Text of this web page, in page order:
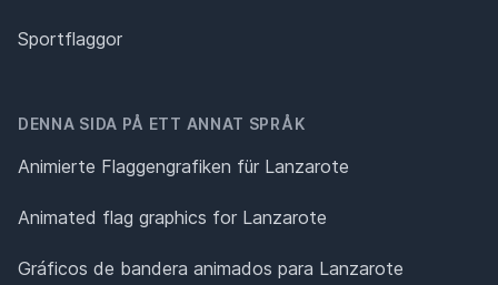
Sportflaggor
DENNA SIDA PÅ ETT ANNAT SPRÅK
Animierte Flaggengrafiken für Lanzarote
Animated flag graphics for Lanzarote
Gráficos de bandera animados para Lanzarote